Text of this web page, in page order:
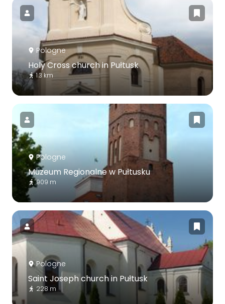
Pologne
Holy Cross church in Pułtusk
1.3 km
Pologne
Muzeum Regionalne w Pułtusku
909 m
Pologne
Saint Joseph church in Pułtusk
228 m